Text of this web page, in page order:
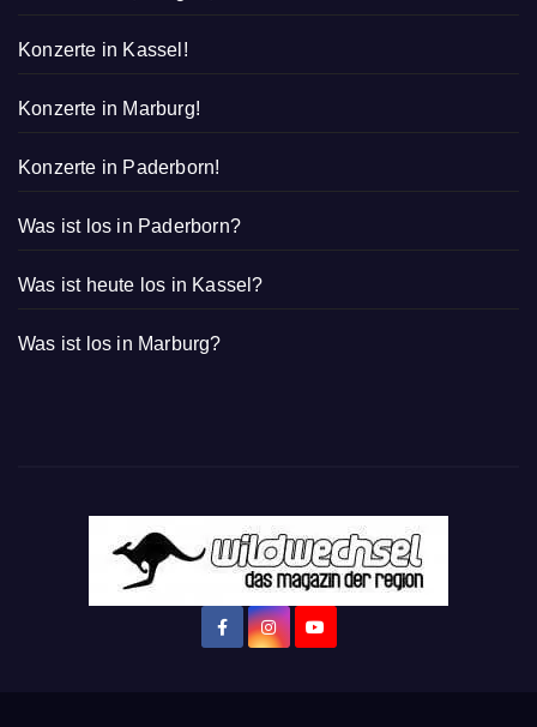
Konzerte in Kassel!
Konzerte in Marburg!
Konzerte in Paderborn!
Was ist los in Paderborn?
Was ist heute los in Kassel?
Was ist los in Marburg?